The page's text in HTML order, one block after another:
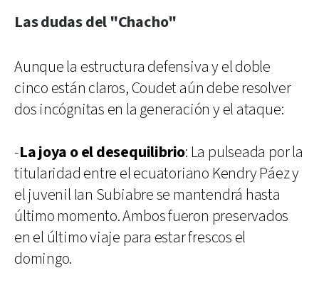
Las dudas del "Chacho"
Aunque la estructura defensiva y el doble
cinco están claros, Coudet aún debe resolver
dos incógnitas en la generación y el ataque:
-La joya o el desequilibrio: La pulseada por la
titularidad entre el ecuatoriano Kendry Páez y
el juvenil Ian Subiabre se mantendrá hasta
último momento. Ambos fueron preservados
en el último viaje para estar frescos el
domingo.